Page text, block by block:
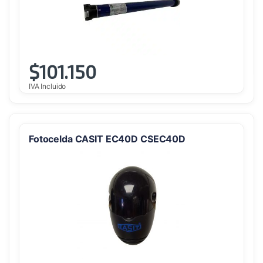
$101.150
IVA Incluido
Fotocelda CASIT EC40D CSEC40D